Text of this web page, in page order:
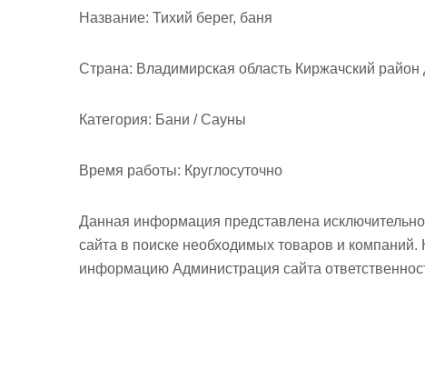
Название: Тихий берег, баня
Страна: Владимирская область Киржачский
Категория: Бани / Сауны
Время работы: Круглосуточно
Данная информация представлена
сайта в поиске необходимых товаров и
информацию Администрация сайта